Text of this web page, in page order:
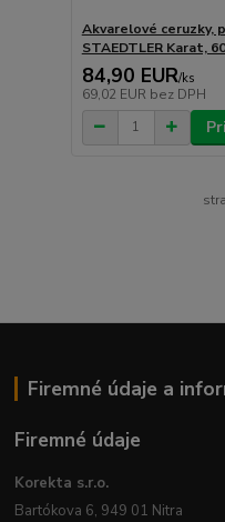
Akvarelové ceruzky,
STAEDTLER Karat,
84,90 EUR/ks
69,02 EUR bez DPH
Firemné údaje a
Firemné údaje
Korekta s.r.o.
Bartókova 6, 949 01 Nitra